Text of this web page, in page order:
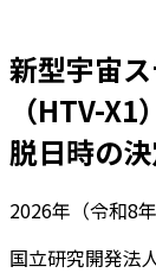
新型宇宙
（HTV-
脱日時の
2026年（令和8
国立研究開発法